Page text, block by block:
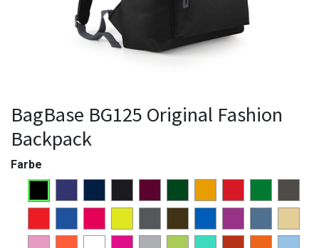
BagBase BG125 Original Fashion
Backpack
Farbe